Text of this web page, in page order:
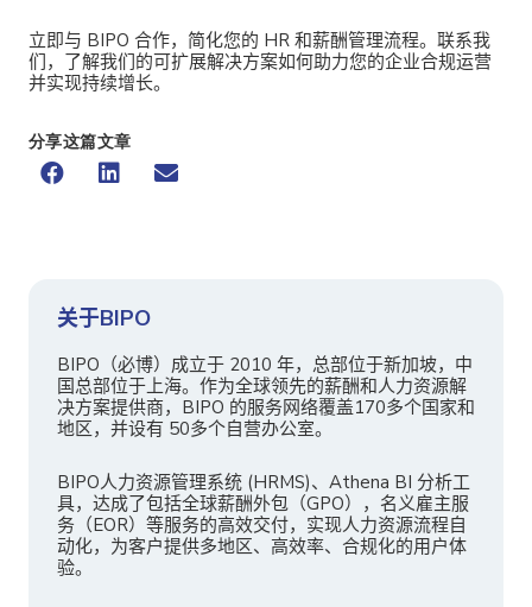
立即与 BIPO 合作，简化您的 HR 和薪酬管理流程。联系我
们，了解我们的可扩展解决方案如何助力您的企业合规运营
并实现持续增长。
分享这篇文章
关于BIPO
BIPO（必博）成立于 2010 年，总部位于新加坡，中
国总部位于上海。作为全球领先的薪酬和人力资源解
决方案提供商，BIPO 的服务网络覆盖170多个国家和
地区，并设有 50多个自营办公室。
BIPO人力资源管理系统 (HRMS)、Athena BI 分析工
具，达成了包括全球薪酬外包（GPO），名义雇主服
务（EOR）等服务的高效交付，实现人力资源流程自
动化，为客户提供多地区、高效率、合规化的用户体
验。